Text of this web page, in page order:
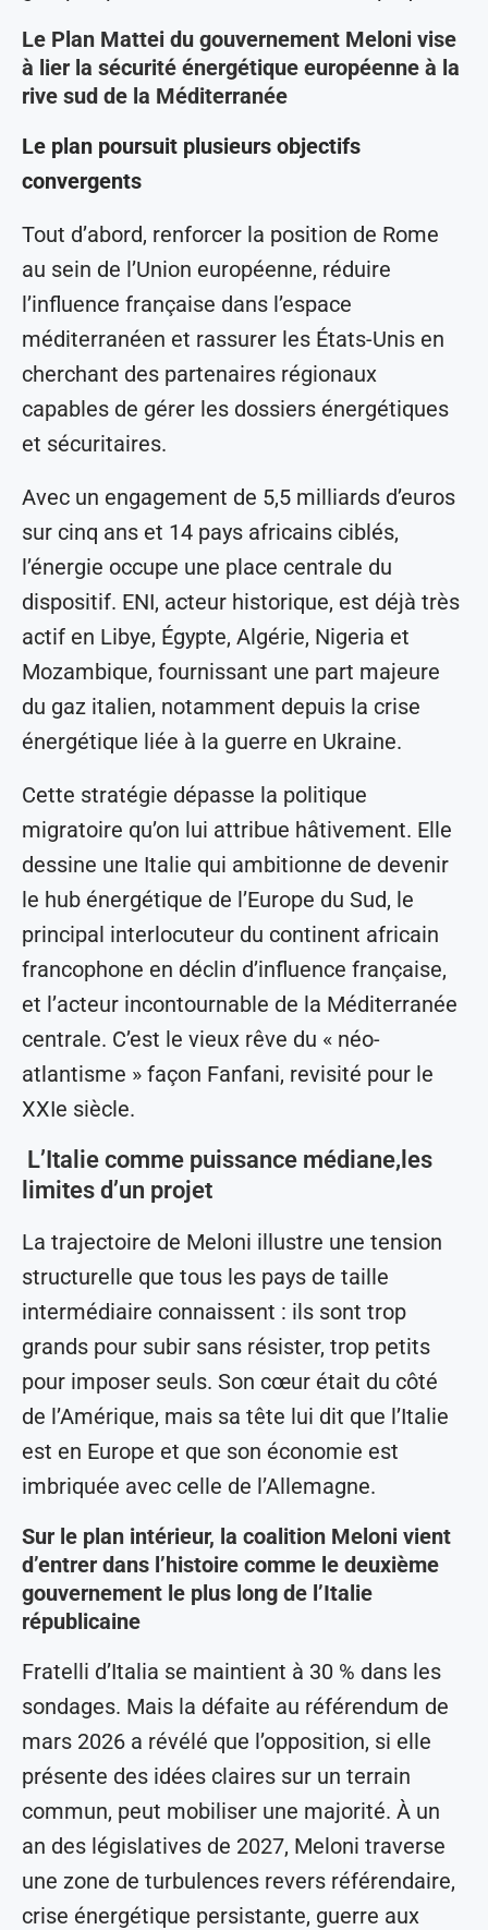
Le Plan Mattei du gouvernement Meloni vise
à lier la sécurité énergétique européenne à la
rive sud de la Méditerranée
Le plan poursuit plusieurs objectifs
convergents
Tout d’abord, renforcer la position de Rome
au sein de l’Union européenne, réduire
l’influence française dans l’espace
méditerranéen et rassurer les États-Unis en
cherchant des partenaires régionaux
capables de gérer les dossiers énergétiques
et sécuritaires.
Avec un engagement de 5,5 milliards d’euros
sur cinq ans et 14 pays africains ciblés,
l’énergie occupe une place centrale du
dispositif. ENI, acteur historique, est déjà très
actif en Libye, Égypte, Algérie, Nigeria et
Mozambique, fournissant une part majeure
du gaz italien, notamment depuis la crise
énergétique liée à la guerre en Ukraine.
Cette stratégie dépasse la politique
migratoire qu’on lui attribue hâtivement. Elle
dessine une Italie qui ambitionne de devenir
le hub énergétique de l’Europe du Sud, le
principal interlocuteur du continent africain
francophone en déclin d’influence française,
et l’acteur incontournable de la Méditerranée
centrale. C’est le vieux rêve du « néo-
atlantisme » façon Fanfani, revisité pour le
XXIe siècle.
L’Italie comme puissance médiane,les
limites d’un projet
La trajectoire de Meloni illustre une tension
structurelle que tous les pays de taille
intermédiaire connaissent : ils sont trop
grands pour subir sans résister, trop petits
pour imposer seuls. Son cœur était du côté
de l’Amérique, mais sa tête lui dit que l’Italie
est en Europe et que son économie est
imbriquée avec celle de l’Allemagne.
Sur le plan intérieur, la coalition Meloni vient
d’entrer dans l’histoire comme le deuxième
gouvernement le plus long de l’Italie
républicaine
Fratelli d’Italia se maintient à 30 % dans les
sondages. Mais la défaite au référendum de
mars 2026 a révélé que l’opposition, si elle
présente des idées claires sur un terrain
commun, peut mobiliser une majorité. À un
an des législatives de 2027, Meloni traverse
une zone de turbulences revers référendaire,
crise énergétique persistante, guerre aux